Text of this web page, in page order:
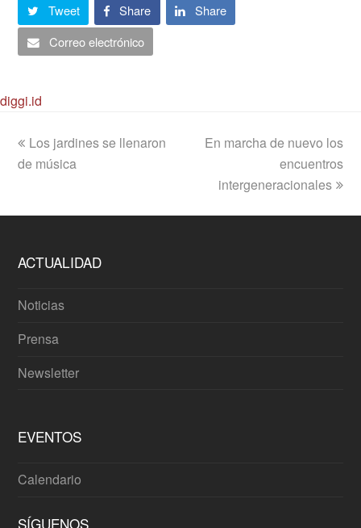
Tweet Share
Share
Correo electrónico
diggi.id
previous
post:
Los jardines se llenaron
de música
next
En marcha de nuevo los
encuentros
intergeneracionales
ACTUALIDAD
Noticias
Prensa
Newsletter
EVENTOS
Calendario
SÍGUENOS